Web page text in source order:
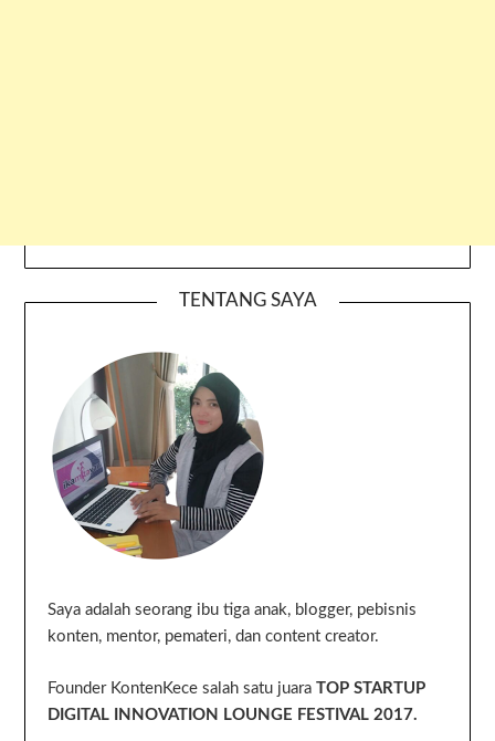
TENTANG SAYA
Saya adalah seorang ibu tiga anak, blogger, pebisnis
konten, mentor, pemateri, dan content creator.
Founder KontenKece salah satu juaraTOP STARTUP
DIGITAL INNOVATION LOUNGE FESTIVAL 2017.